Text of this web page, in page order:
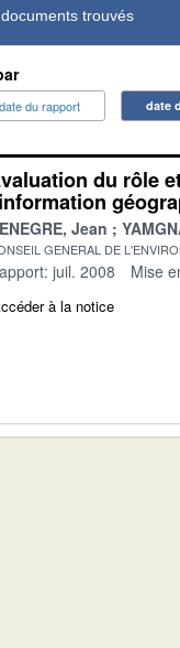
trouvés
date du rapport date
du rôle
Jean
GENERAL DE
juil. 2008 Mise
à la notice